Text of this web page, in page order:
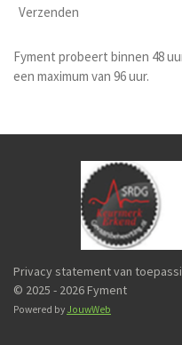
Verzenden
Fyment probeert binnen 48
een maximum van 96 uur.
Privacy statement van
© 2025 - 2026 Fyment
Powered by JouwWeb